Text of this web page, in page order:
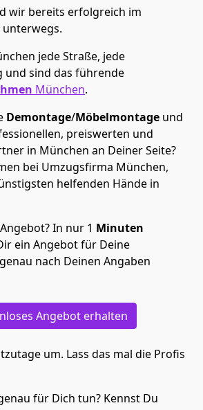
wir bereits erfolgreich im
unterwegs.
jede Straße, jede
und sind das führende
München.
Demontage/Möbelmontage und
preiswerten und
in München an Deiner Seite?
bei Umzugsfirma München,
helfenden Hände in
In nur 1 Minuten
ein Angebot für Deine
nach Deinen Angaben
Angebot erhalten
um. Lass das mal die Profis
für Dich tun? Kennst Du